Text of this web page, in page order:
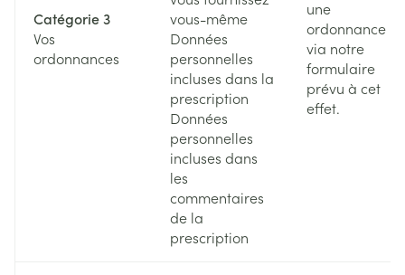
Catégorie 3
Vos
ordonnances
vous-même
Données
personnelles
incluses dans la
prescription
Données
personnelles
incluses dans
les
commentaires
de la
prescription
une
ordonnance
via notre
formulaire
prévu à cet
effet.